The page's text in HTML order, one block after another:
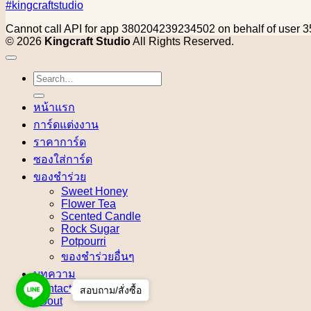
#kingcraftstudio
Cannot call API for app 380204239234502 on behalf of user
© 2026 Kingcraft StudioAll Rights Reserved.
Search
for:
หน้าแรก
การ์ดแต่งงาน
ราคาการ์ด
ซองใส่การ์ด
ของชำร่วย
Sweet Honey
Flower Tea
Scented Candle
Rock Sugar
Potpourri
ของชำร่วยอื่นๆ
บทความ
Contact
About
สอบถาม/สั่งซื้อ